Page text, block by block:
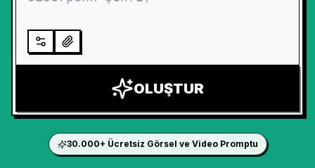
OLUŞTUR
30.000+ Ücretsiz Görsel ve Video Promptu